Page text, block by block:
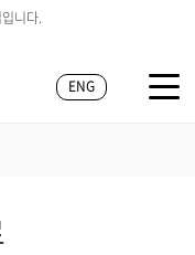
니다.
ENG